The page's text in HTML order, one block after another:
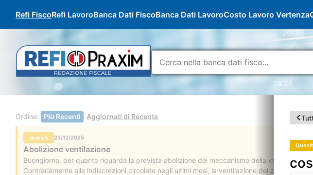
Refi FiscoRefi LavoroBanca Dati FiscoBanca Dati LavoroCosto Lavoro Vertenza
Ordine: Più Recenti Aggiornati di Recente
Quesiti 23/12/2025
Abolizione ventilazione
Buongiorno, per quanto riguarda la prevista abolizione del meccanismo della
Contrariamente alle indiscrezioni circolate negli ultimi mesi, la ventilazione dei